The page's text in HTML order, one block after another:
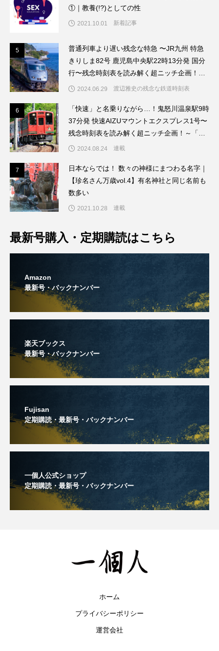
①｜教養(!?)としての性
2021.10.01 新着記事
5
普通列車より遅い残念な特急 〜JR九州 特急
きりしま82号 鹿児島中央駅22時13分発 国分
行〜残念時刻表を読み解く超ニッチ企画！～
「渡辺雅史の残念な鉄道時刻表」第6回
2024.06.29 渡辺雅史の残念な鉄道時刻表
6
「快速」と名乗りながら…！鬼怒川温泉駅9時
37分発 快速AIZUマウントエクスプレス1号〜
残念時刻表を読み解く超ニッチ企画！～「渡
辺雅史の残念な鉄道時刻表」第9回
2024.08.24 連載
7
日本ならでは！ 数々の神様にまつわる名字｜
【珍名さん万歳vol.4】有名神社と同じ名前も
数多い
2021.10.28 連載
最新号購入・定期購読はこちら
Amazon
最新号・バックナンバー
楽天ブックス
最新号・バックナンバー
Fujisan
定期購読・最新号・バックナンバー
一個人公式ショップ
定期購読・最新号・バックナンバー
ホーム
プライバシーポリシー
運営会社